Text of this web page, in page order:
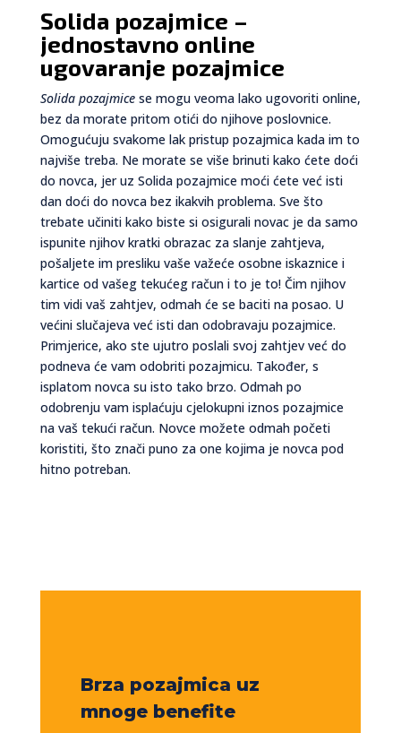
Solida pozajmice –
jednostavno online
ugovaranje pozajmice
Solida pozajmicese mogu veoma lako ugovoriti online,
bez da morate pritom otići do njihove poslovnice.
Omogućuju svakome lak pristup pozajmica kada im to
najviše treba. Ne morate se više brinuti kako ćete doći
do novca, jer uz Solida pozajmice moći ćete već isti
dan doći do novca bez ikakvih problema. Sve što
trebate učiniti kako biste si osigurali novac je da samo
ispunite njihov kratki obrazac za slanje zahtjeva,
pošaljete im presliku vaše važeće osobne iskaznice i
kartice od vašeg tekućeg račun i to je to! Čim njihov
tim vidi vaš zahtjev, odmah će se baciti na posao. U
većini slučajeva već isti dan odobravaju pozajmice.
Primjerice, ako ste ujutro poslali svoj zahtjev već do
podneva će vam odobriti pozajmicu. Također, s
isplatom novca su isto tako brzo. Odmah po
odobrenju vam isplaćuju cjelokupni iznos pozajmice
na vaš tekući račun. Novce možete odmah početi
koristiti, što znači puno za one kojima je novca pod
hitno potreban.
Brza pozajmica uz
mnoge benefite